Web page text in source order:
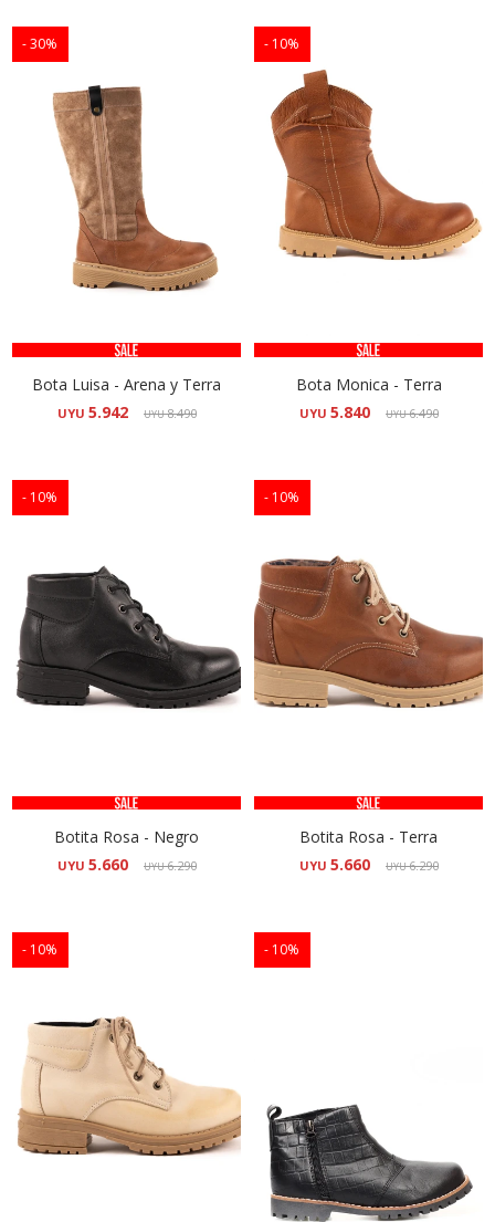
30
Bota Luisa - Arena y Terra
UYU 5.942 UYU8.490
10
Bota Monica - Terra
UYU 5.840 UYU6.490
10
Botita Rosa - Negro
UYU 5.660 UYU6.290
10
Botita Rosa - Terra
UYU 5.660 UYU6.290
10 10